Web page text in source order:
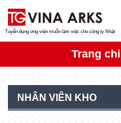
Tuyển dụng ứng viên muốn làm việc cho công ty Nhật
Trang
NHÂN VIÊN KHO